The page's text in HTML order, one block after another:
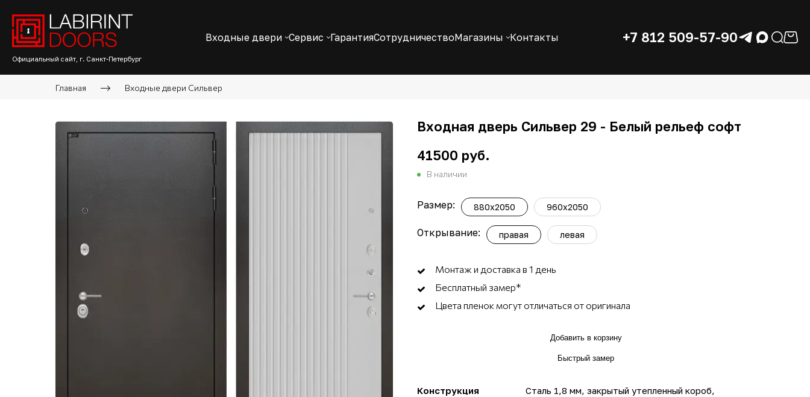
Официальный сайт, г. Санкт-Петербург
Входные двери Сервис ГарантияСотрудничествоМагазины Контакты +7 812 509-57-90
Главная Входные двери Сильвер
Входная дверь Сильвер 29 - Белый рельеф софт
41500 руб.
В наличии
Размер: 880x2050 960x2050
Открывание: правая левая
Монтаж и доставка в 1 день
Бесплатный замер*
Цвета пленок могут отличаться от оригинала
Добавить в корзину
Быстрый замер
Конструкция
Сталь 1,8 мм, закрытый утепленный короб,